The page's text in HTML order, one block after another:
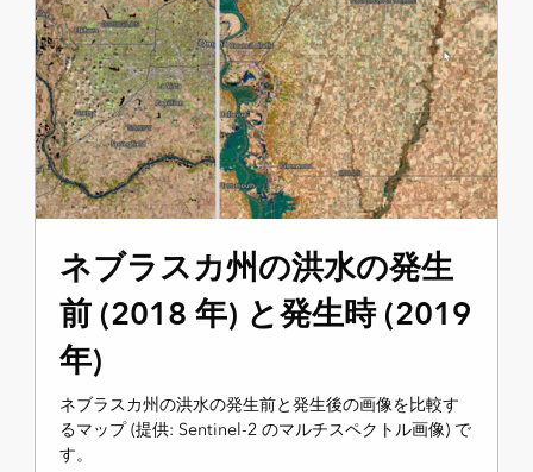
ネブラスカ州の洪水の発生
前 (2018 年) と発生時 (2019
年)
ネブラスカ州の洪水の発生前と発生後の画像を比較す
るマップ (提供: Sentinel-2 のマルチスペクトル画像) で
す。